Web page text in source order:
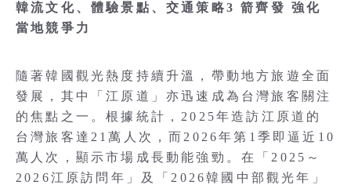
韓流文化、體驗景點、交通策略3 箭齊發 強化
當地競爭力
隨著韓國觀光熱度持續升溫，帶動地方旅遊全面
發展，其中「江原道」亦迅速成為台灣旅客關注
的焦點之一。根據統計，2025年造訪江原道的
台灣旅客達21萬人次，而2026年第1季即逼近10
萬人次，顯示市場成長動能強勁。在「2025～
2026江原訪問年」及「2026韓國中部觀光年」